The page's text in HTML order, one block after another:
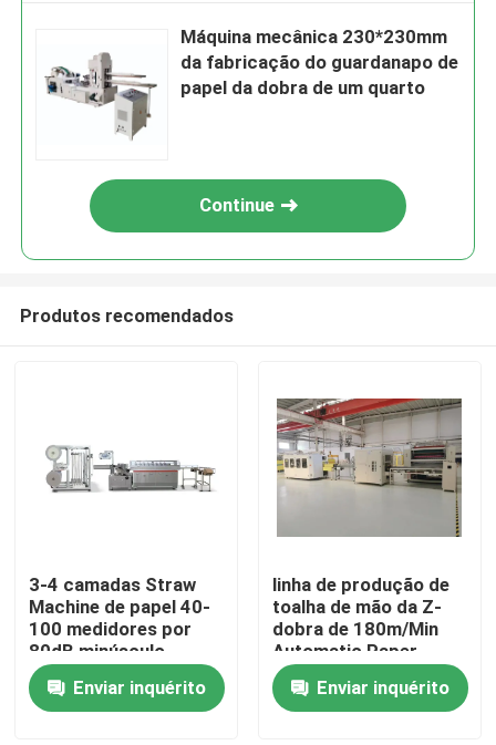
Casa
Quem Somos
Máquina mecânica 230*230mm
da fabricação do guardanapo de
papel da dobra de um quarto
Continue
Produtos recomendados
3-4 camadas Straw
Machine de papel 40-
100 medidores por
80dB minúsculo
Enviar inquérito
linha de produção de
toalha de mão da Z-
dobra de 180m/Min
Automatic Paper
Napkin Machine
Enviar inquérito